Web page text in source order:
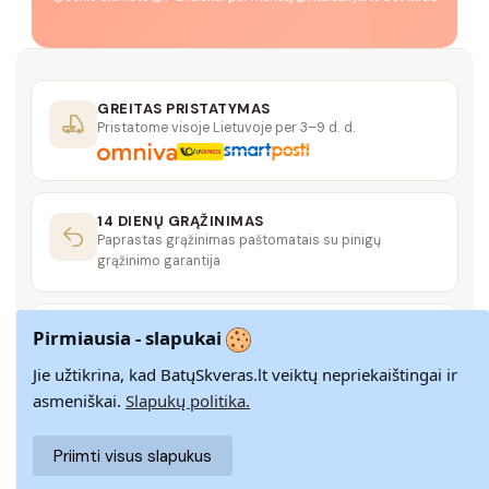
GREITAS PRISTATYMAS
Pristatome visoje Lietuvoje per 3–9 d. d.
14 DIENŲ GRĄŽINIMAS
Paprastas grąžinimas paštomatais su pinigų
grąžinimo garantija
SAUGUS MOKĖJIMAS
SSL šifravimas užtikrina aukščiausią jūsų duomenų
saugumo lygį
Rašykite mumsinfo@batuskveras.lt
Pirmiausia - slapukai
Jie užtikrina, kad BatųSkveras.lt veiktų nepriekaištingai ir
asmeniškai. Slapukų politika.
Priimti visus slapukus